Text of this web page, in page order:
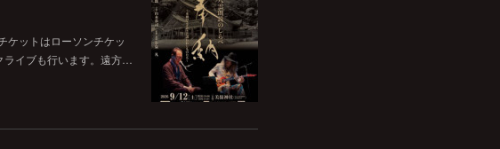
ケットはローソンチケッ
ライブも行います。遠方…